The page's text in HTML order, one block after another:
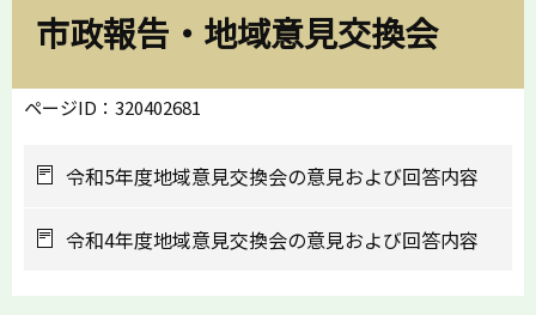
市政報告・地域意見交換会
ページID：320402681
令和5年度地域意見交換会の意見および回答内容
令和4年度地域意見交換会の意見および回答内容